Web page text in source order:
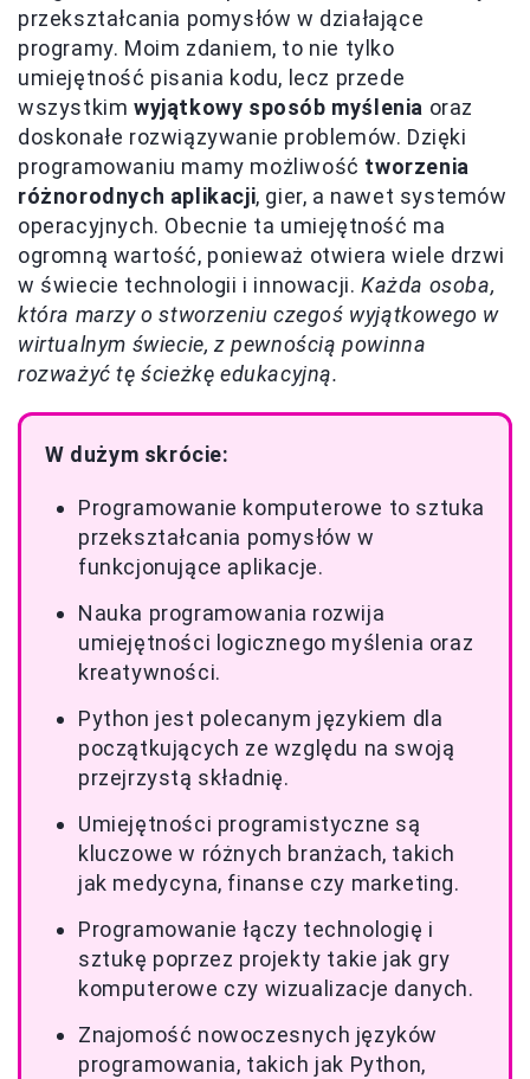
przekształcania pomysłów w działające
programy. Moim zdaniem, to nie tylko
umiejętność pisania kodu, lecz przede
wszystkim wyjątkowy sposób myślenia oraz
doskonałe rozwiązywanie problemów. Dzięki
programowaniu mamy możliwość tworzenia
różnorodnych aplikacji, gier, a nawet systemów
operacyjnych. Obecnie ta umiejętność ma
ogromną wartość, ponieważ otwiera wiele drzwi
w świecie technologii i innowacji.Każda osoba,
która marzy o stworzeniu czegoś wyjątkowego w
wirtualnym świecie, z pewnością powinna
rozważyć tę ścieżkę edukacyjną.
W dużym skrócie:
Programowanie komputerowe to sztuka
przekształcania pomysłów w
funkcjonujące aplikacje.
Nauka programowania rozwija
umiejętności logicznego myślenia oraz
kreatywności.
Python jest polecanym językiem dla
początkujących ze względu na swoją
przejrzystą składnię.
Umiejętności programistyczne są
kluczowe w różnych branżach, takich
jak medycyna, finanse czy marketing.
Programowanie łączy technologię i
sztukę poprzez projekty takie jak gry
komputerowe czy wizualizacje danych.
Znajomość nowoczesnych języków
programowania, takich jak Python,